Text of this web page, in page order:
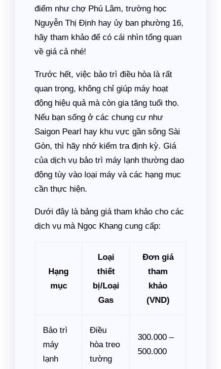
điểm như chợ Phú Lâm, trường học
Nguyễn Thị Định hay ủy ban phường 16,
hãy tham khảo để có cái nhìn tổng quan
về giá cả nhé!
Trước hết, việc bảo trì điều hòa là rất
quan trọng, không chỉ giúp máy hoạt
động hiệu quả mà còn gia tăng tuổi thọ.
Nếu bạn sống ở các chung cư như
Saigon Pearl hay khu vực gần sông Sài
Gòn, thì hãy nhớ kiểm tra định kỳ. Giá
của dịch vụ bảo trì máy lạnh thường dao
động tùy vào loại máy và các hạng mục
cần thực hiện.
Dưới đây là bảng giá tham khảo cho các
dịch vụ mà Ngọc Khang cung cấp:
Hạng
mục
Loại
thiết
bị/Loại
Gas
Đơn giá
tham
khảo
(VND)
Bảo trì
máy
lạnh
Điều
hòa treo
tường
300.000 –
500.000